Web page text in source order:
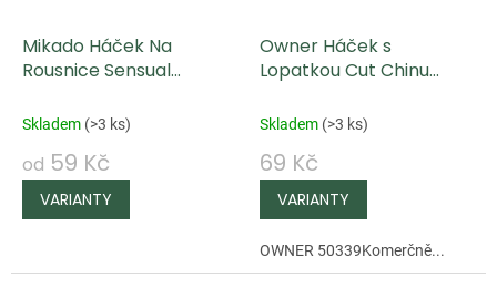
Mikado Háček Na
Rousnice Sensual
Skladem (>3 ks)
od 59 Kč
Owner Háček s
Lopatkou Cut Chinu
Skladem (>3 ks)
69 Kč
OWNER 50339Komerčně...